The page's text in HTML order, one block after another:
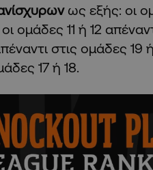
ως εξής: οι
ομάδες 11 ή 12
στις ομάδες 19
17 ή 18.